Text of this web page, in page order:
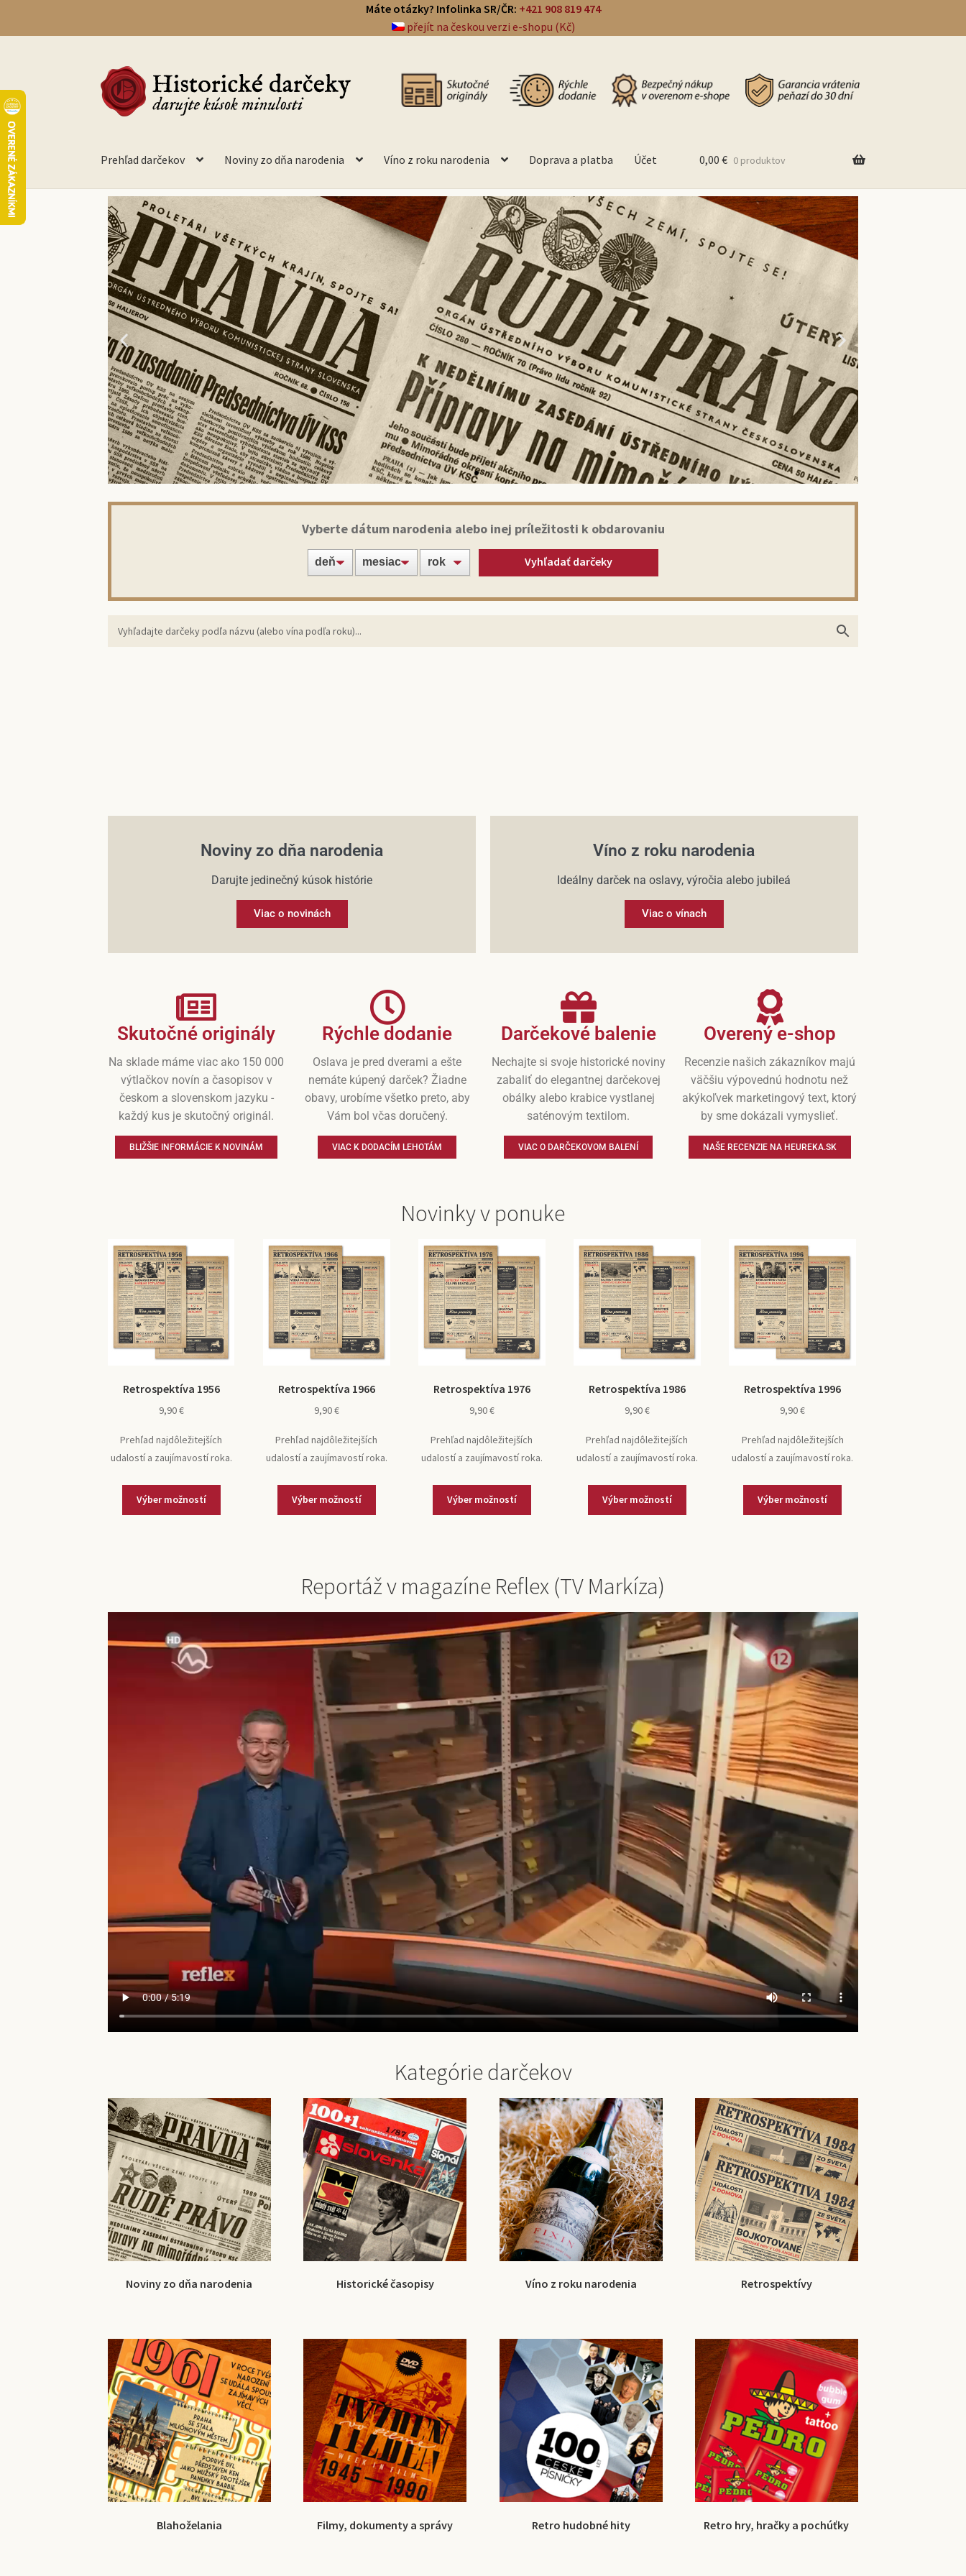
Máte otázky? Infolinka SR/ČR: +421 908 819 474
přejít na českou verzi e-shopu (Kč)
Prehľad darčekov Noviny zo dňa narodenia Víno z roku narodenia Doprava a platba Účet 0,00 € 0 produktov
Historické noviny
Prekvapte svojich blízkych alebo známych jedinečným darčekom:
Vyberte dátum narodenia alebo inej príležitosti k obdarovaniu
Vyhľadať darčeky
Noviny zo dňa narodenia
Darujte jedinečný kúsok histórie
Viac o novinách
Víno z roku narodenia
Ideálny darček na oslavy, výročia alebo jubileá
Viac o vínach
Skutočné originály
Na sklade máme viac ako 150 000
výtlačkov novín a časopisov v
českom a slovenskom jazyku -
každý kus je skutočný originál.
BLIŽŠIE INFORMÁCIE K NOVINÁM
Rýchle dodanie
Oslava je pred dverami a ešte
nemáte kúpený darček? Žiadne
obavy, urobíme všetko preto, aby
Vám bol včas doručený.
VIAC K DODACÍM LEHOTÁM
Darčekové balenie
Nechajte si svoje historické noviny
zabaliť do elegantnej darčekovej
obálky alebo krabice vystlanej
saténovým textilom.
VIAC O DARČEKOVOM BALENÍ
Overený e-shop
Recenzie našich zákazníkov majú
väčšiu výpovednú hodnotu než
akýkoľvek marketingový text, ktorý
by sme dokázali vymyslieť.
NAŠE RECENZIE NA HEUREKA.SK
Novinky v ponuke
Retrospektíva 1956
9,90€
Prehľad najdôležitejších
udalostí a zaujímavostí roka.
Výber možností
Retrospektíva 1966
9,90€
Prehľad najdôležitejších
udalostí a zaujímavostí roka.
Výber možností
Retrospektíva 1976
9,90€
Prehľad najdôležitejších
udalostí a zaujímavostí roka.
Výber možností
Retrospektíva 1986
9,90€
Prehľad najdôležitejších
udalostí a zaujímavostí roka.
Výber možností
Retrospektíva 1996
9,90€
Prehľad najdôležitejších
udalostí a zaujímavostí roka.
Výber možností
Reportáž v magazíne Reflex (TV Markíza)
Kategórie darčekov
Noviny zo dňa narodenia Historické časopisy Víno z roku narodenia Retrospektívy
Blahoželania Filmy, dokumenty a správy Retro hudobné hity Retro hry, hračky a pochúťky